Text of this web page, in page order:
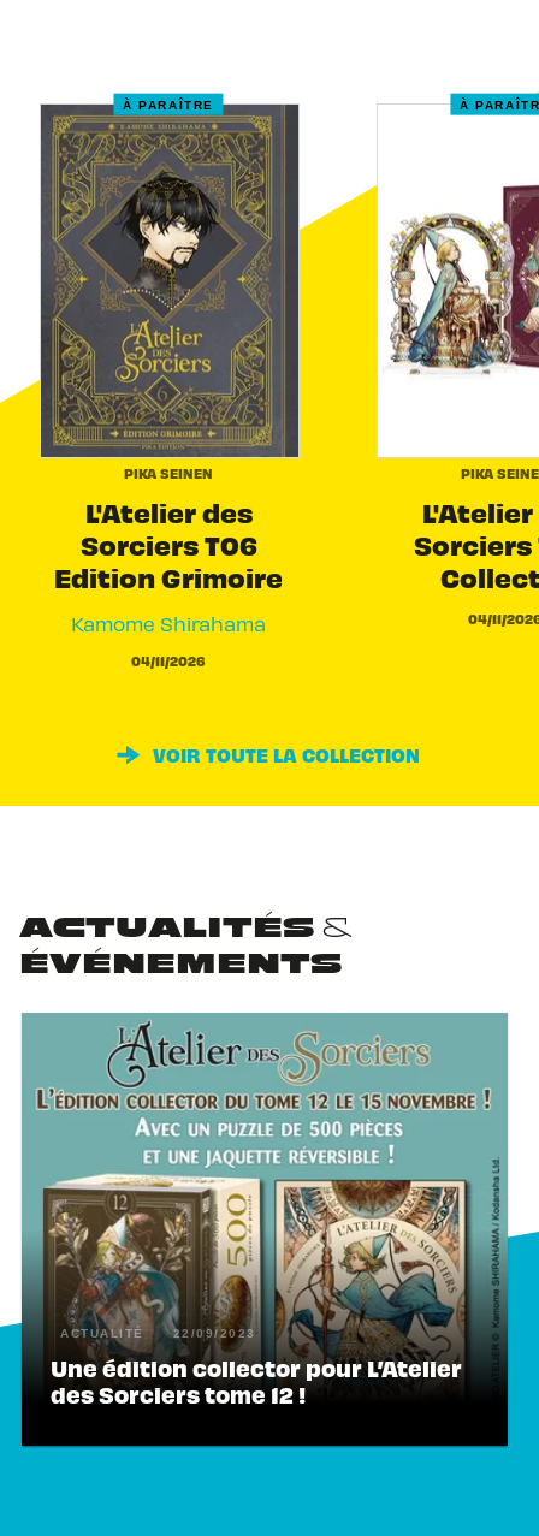
À PARAÎTRE
PIKA SEINEN
L'Atelier des
Sorciers T06
Edition Grimoire
Kamome Shirahama
04/11/2026
À
PIKA
L'Atelier
Sorciers
04/11/
VOIR TOUTE LA COLLECTION
ACTUALITÉS &
ÉVÉNEMENTS
ACTUALITÉ 22/09/2023
Une édition collector pour L’Atelier
des Sorciers tome 12 !